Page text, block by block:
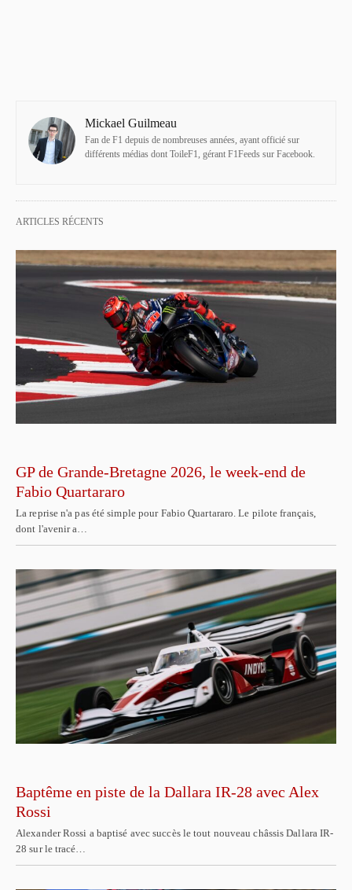
Mickael Guilmeau
Fan de F1 depuis de nombreuses années, ayant officié sur
différents médias dont ToileF1, gérant F1Feeds sur Facebook.
ARTICLES RÉCENTS
GP de Grande-Bretagne 2026, le week-end de
Fabio Quartararo
La reprise n'a pas été simple pour Fabio Quartararo. Le pilote français,
dont l'avenir a…
Baptême en piste de la Dallara IR-28 avec Alex
Rossi
Alexander Rossi a baptisé avec succès le tout nouveau châssis Dallara IR-
28 sur le tracé…